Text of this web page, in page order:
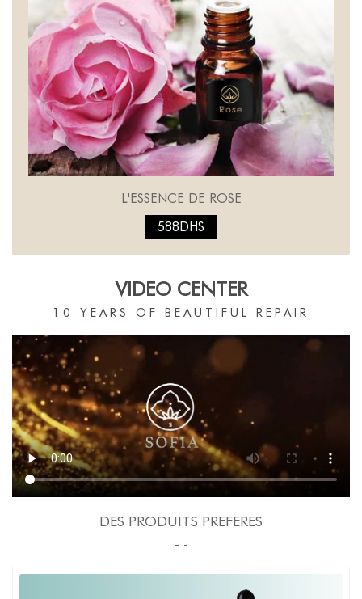
L'ESSENCE DE ROSE
588DHS
VIDEO CENTER
10 YEARS OF BEAUTIFUL REPAIR
DES PRODUITS PREFERES
- -